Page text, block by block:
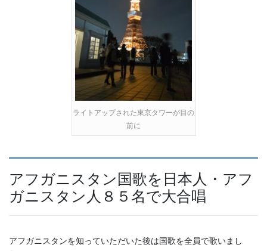
ライトアップされた東京タワーが目の
前に
アフガニスタン国歌を日本人・アフ
ガニスタン人８５名で大合唱
アフガニスタンを知っていただいた後は国歌を全員で歌いまし